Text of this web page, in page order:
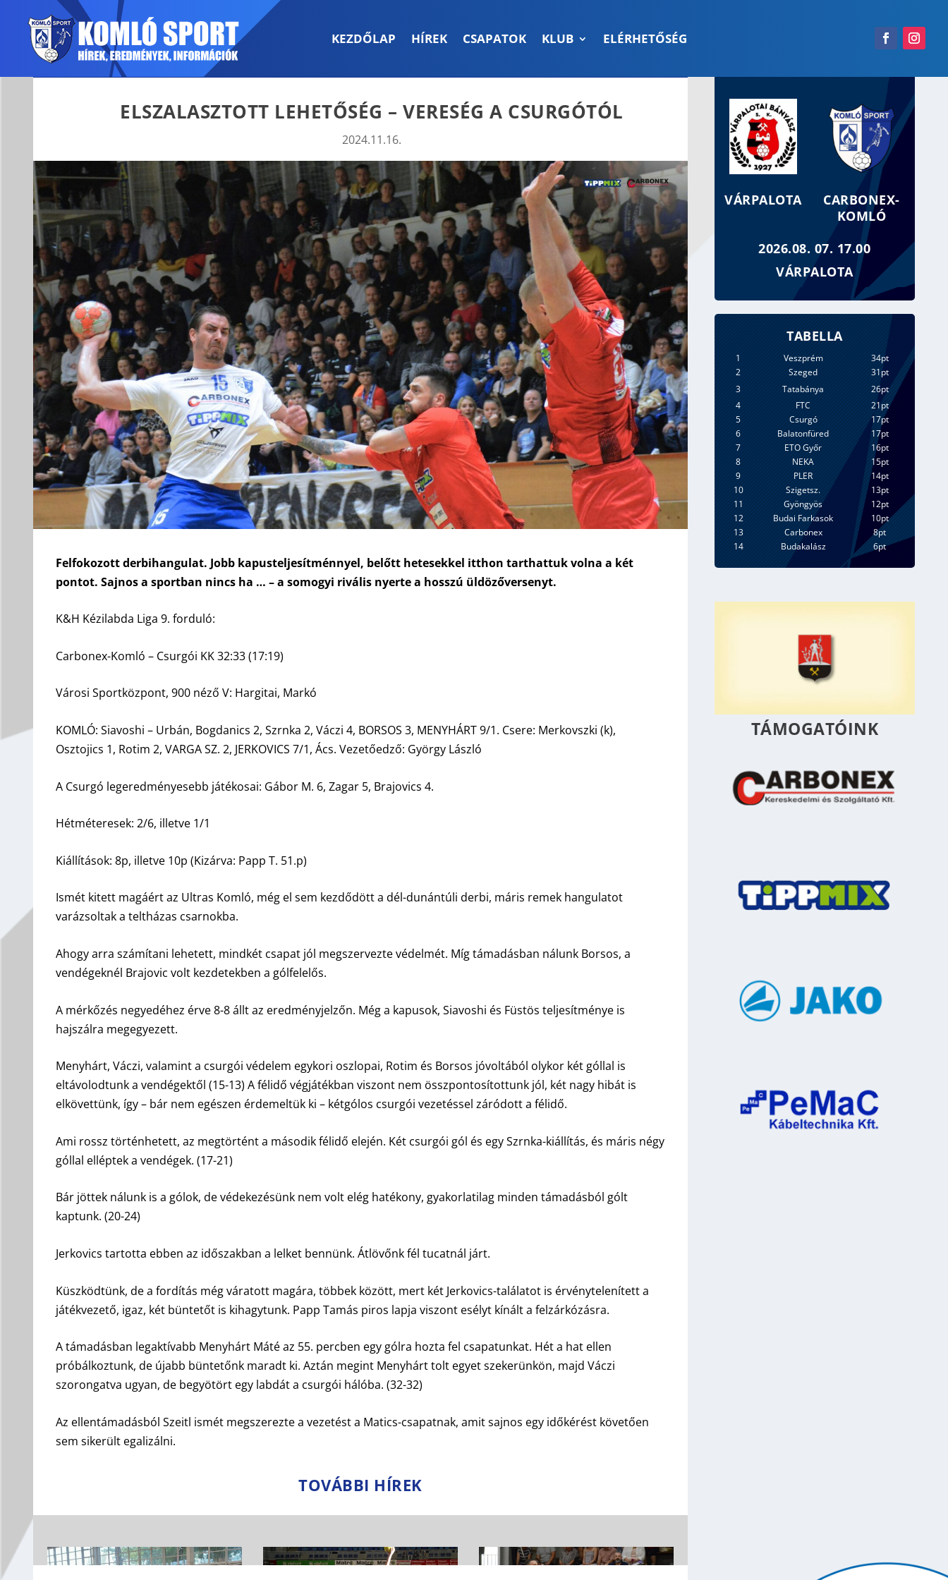
KEZDŐLAP HÍREK CSAPATOK KLUB ELÉRHETŐSÉG
ELSZALASZTOTT LEHETŐSÉG – VERESÉG A CSURGÓTÓL
2024.11.16.
Felfokozott derbihangulat. Jobb kapusteljesítménnyel, belőtt hetesekkel itthon tarthattuk volna a két
pontot. Sajnos a sportban nincs ha … – a somogyi rivális nyerte a hosszú üldözőversenyt.
K&H Kézilabda Liga 9. forduló:
Carbonex-Komló – Csurgói KK 32:33 (17:19)
Városi Sportközpont, 900 néző V: Hargitai, Markó
KOMLÓ: Siavoshi – Urbán, Bogdanics 2, Szrnka 2, Váczi 4, BORSOS 3, MENYHÁRT 9/1. Csere: Merkovszki (k),
Osztojics 1, Rotim 2, VARGA SZ. 2, JERKOVICS 7/1, Ács. Vezetőedző: György László
A Csurgó legeredményesebb játékosai: Gábor M. 6, Zagar 5, Brajovics 4.
Hétméteresek: 2/6, illetve 1/1
Kiállítások: 8p, illetve 10p (Kizárva: Papp T. 51.p)
Ismét kitett magáért az Ultras Komló, még el sem kezdődött a dél-dunántúli derbi, máris remek hangulatot
varázsoltak a teltházas csarnokba.
Ahogy arra számítani lehetett, mindkét csapat jól megszervezte védelmét. Míg támadásban nálunk Borsos, a
vendégeknél Brajovic volt kezdetekben a gólfelelős.
A mérkőzés negyedéhez érve 8-8 állt az eredményjelzőn. Még a kapusok, Siavoshi és Füstös teljesítménye is
hajszálra megegyezett.
Menyhárt, Váczi, valamint a csurgói védelem egykori oszlopai, Rotim és Borsos jóvoltából olykor két góllal is
eltávolodtunk a vendégektől (15-13) A félidő végjátékban viszont nem összpontosítottunk jól, két nagy hibát is
elkövettünk, így – bár nem egészen érdemeltük ki – kétgólos csurgói vezetéssel záródott a félidő.
Ami rossz történhetett, az megtörtént a második félidő elején. Két csurgói gól és egy Szrnka-kiállítás, és máris négy
góllal elléptek a vendégek. (17-21)
Bár jöttek nálunk is a gólok, de védekezésünk nem volt elég hatékony, gyakorlatilag minden támadásból gólt
kaptunk. (20-24)
Jerkovics tartotta ebben az időszakban a lelket bennünk. Átlövőnk fél tucatnál járt.
Küszködtünk, de a fordítás még váratott magára, többek között, mert két Jerkovics-találatot is érvénytelenített a
játékvezető, igaz, két büntetőt is kihagytunk. Papp Tamás piros lapja viszont esélyt kínált a felzárkózásra.
A támadásban legaktívabb Menyhárt Máté az 55. percben egy gólra hozta fel csapatunkat. Hét a hat ellen
próbálkoztunk, de újabb büntetőnk maradt ki. Aztán megint Menyhárt tolt egyet szekerünkön, majd Váczi
szorongatva ugyan, de begyötört egy labdát a csurgói hálóba. (32-32)
Az ellentámadásból Szeitl ismét megszerezte a vezetést a Matics-csapatnak, amit sajnos egy időkérést követően
sem sikerült egalizálni.
TOVÁBBI HÍREK
VÁRPALOTA
CARBONEX-
KOMLÓ
2026.08. 07. 17.00
VÁRPALOTA
TABELLA
1 Veszprém
34pt
2
Szeged
31pt
3
Tatabánya
26pt
4
FTC
21pt
5
Csurgó
17pt
6
Balatonfüred
17pt
7
ETO Győr
16pt
8
NEKA
15pt
9
PLER
14pt
10
Szigetsz.
13pt
11
Gyöngyös
12pt
12
Budai Farkasok
10pt
13
Carbonex
8pt
14
Budakalász 6pt
TÁMOGATÓINK